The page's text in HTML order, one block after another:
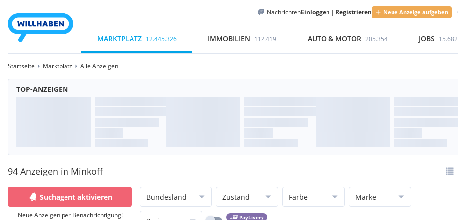
NachrichtenEinloggen | Registrieren Neue Anzeige aufgeben
MARKTPLATZ 12.445.326 IMMOBILIEN 112.419 AUTO & MOTOR 205.354 JOBS 15.682
Startseite Marktplatz Alle Anzeigen
TOP-ANZEIGEN
94 Anzeigen in Minkoff
Suchagent aktivieren
Neue Anzeigen per Benachrichtigung!
Bundesland Zustand Farbe Marke
PayLivery